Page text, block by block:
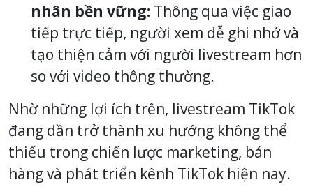
nhân bền vững: Thông qua việc giao
tiếp trực tiếp, người xem dễ ghi nhớ và
tạo thiện cảm với người livestream hơn
so với video thông thường.
Nhờ những lợi ích trên, livestream TikTok
đang dần trở thành xu hướng không thể
thiếu trong chiến lược marketing, bán
hàng và phát triển kênh TikTok hiện nay.